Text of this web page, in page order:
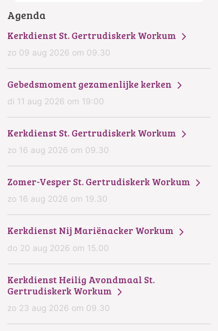
Agenda
Kerkdienst St. Gertrudiskerk Workum
zo 09 aug 2026 om 09.30
Gebedsmoment gezamenlijke kerken
di 11 aug 2026 om 19:00
Kerkdienst St. Gertrudiskerk Workum
zo 16 aug 2026 om 09.30
Zomer-Vesper St. Gertrudiskerk Workum
zo 16 aug 2026 om 19.30
Kerkdienst Nij Mariënacker Workum
do 20 aug 2026 om 15.00
Kerkdienst Heilig Avondmaal St.
Gertrudiskerk Workum
zo 23 aug 2026 om 09.30